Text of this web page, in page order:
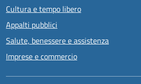
Cultura e tempo libero
Appalti pubblici
Salute, benessere e assistenza
Imprese e commercio